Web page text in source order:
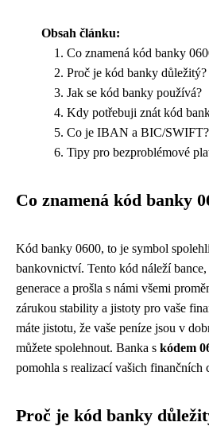
Obsah článku:
Co znamená kód banky
Proč je kód banky důležitý?
Jak se kód banky používá?
Kdy potřebuji znát kód
Co je IBAN a BIC/SWIFT?
Tipy pro bezproblémové
Co znamená kód banky
Kód banky 0600, to je symbol
bankovnictví. Tento kód náleží
generace a prošla s námi všemi
zárukou stability a jistoty pro vaše
máte jistotu, že vaše peníze jsou v
můžete spolehnout. Banka s kódem
pomohla s realizací vašich finančních
Proč je kód banky